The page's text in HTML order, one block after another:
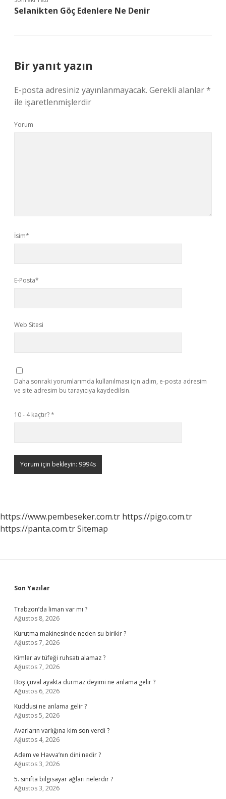
Selanikten Göç Edenlere Ne Denir
Bir yanıt yazın
E-posta adresiniz yayınlanmayacak. Gerekli alanlar*
ile işaretlenmişlerdir
Yorum
İsim*
E-Posta*
Web Sitesi
Daha sonraki yorumlarımda kullanılması için adım, e-posta adresim
ve site adresim bu tarayıcıya kaydedilsin.
10 - 4 kaçtır?*
https://www.pembeseker.com.tr https://pigo.com.tr
https://panta.com.trSitemap
Sidebar
Son Yazılar
Trabzon’da liman var mı ?
Ağustos 8, 2026
Kurutma makinesinde neden su birikir ?
Ağustos 7, 2026
Kimler av tüfeği ruhsatı alamaz ?
Ağustos 7, 2026
Boş çuval ayakta durmaz deyimi ne anlama gelir ?
Ağustos 6, 2026
Kuddusi ne anlama gelir ?
Ağustos 5, 2026
Avarların varlığına kim son verdi ?
Ağustos 4, 2026
Adem ve Havva’nın dini nedir ?
Ağustos 3, 2026
5. sınıfta bilgisayar ağları nelerdir ?
Ağustos 3, 2026